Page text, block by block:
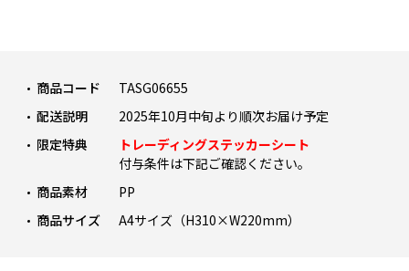
商品コード
TASG06655
配送説明
2025年10月中旬より順次お届け予定
限定特典
トレーディングステッカーシート
付与条件は下記ご確認ください。
商品素材
PP
商品サイズ
A4サイズ（H310×W220mm）